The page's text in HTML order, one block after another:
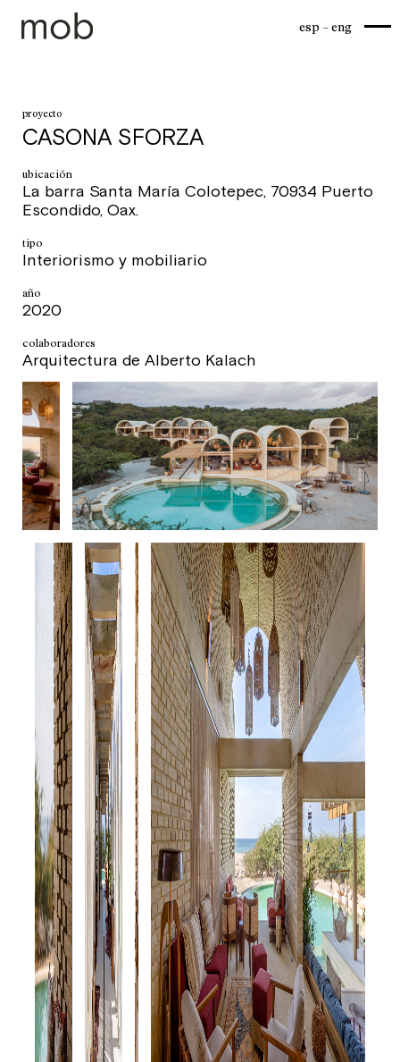
esp eng
proyecto
CASONA SFORZA
ubicación
La barra Santa María Colotepec, 70934 Puerto
Escondido, Oax.
tipo
Interiorismo y mobiliario
año
2020
colaboradores
Arquitectura de Alberto Kalach